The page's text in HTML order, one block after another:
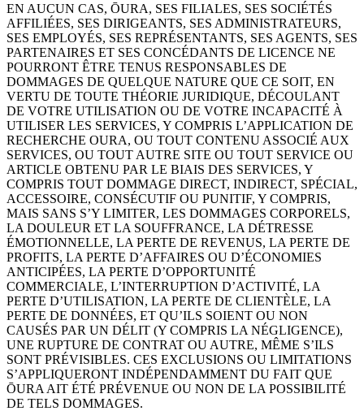
EN AUCUN CAS, ŌURA, SES FILIALES, SES SOCIÉTÉS
AFFILIÉES, SES DIRIGEANTS, SES ADMINISTRATEURS,
SES EMPLOYÉS, SES REPRÉSENTANTS, SES AGENTS, SES
PARTENAIRES ET SES CONCÉDANTS DE LICENCE NE
POURRONT ÊTRE TENUS RESPONSABLES DE
DOMMAGES DE QUELQUE NATURE QUE CE SOIT, EN
VERTU DE TOUTE THÉORIE JURIDIQUE, DÉCOULANT
DE VOTRE UTILISATION OU DE VOTRE INCAPACITÉ À
UTILISER LES SERVICES, Y COMPRIS L’APPLICATION DE
RECHERCHE OURA, OU TOUT CONTENU ASSOCIÉ AUX
SERVICES, OU TOUT AUTRE SITE OU TOUT SERVICE OU
ARTICLE OBTENU PAR LE BIAIS DES SERVICES, Y
COMPRIS TOUT DOMMAGE DIRECT, INDIRECT, SPÉCIAL,
ACCESSOIRE, CONSÉCUTIF OU PUNITIF, Y COMPRIS,
MAIS SANS S’Y LIMITER, LES DOMMAGES CORPORELS,
LA DOULEUR ET LA SOUFFRANCE, LA DÉTRESSE
ÉMOTIONNELLE, LA PERTE DE REVENUS, LA PERTE DE
PROFITS, LA PERTE D’AFFAIRES OU D’ÉCONOMIES
ANTICIPÉES, LA PERTE D’OPPORTUNITÉ
COMMERCIALE, L’INTERRUPTION D’ACTIVITÉ, LA
PERTE D’UTILISATION, LA PERTE DE CLIENTÈLE, LA
PERTE DE DONNÉES, ET QU’ILS SOIENT OU NON
CAUSÉS PAR UN DÉLIT (Y COMPRIS LA NÉGLIGENCE),
UNE RUPTURE DE CONTRAT OU AUTRE, MÊME S’ILS
SONT PRÉVISIBLES. CES EXCLUSIONS OU LIMITATIONS
S’APPLIQUERONT INDÉPENDAMMENT DU FAIT QUE
ŌURA AIT ÉTÉ PRÉVENUE OU NON DE LA POSSIBILITÉ
DE TELS DOMMAGES.